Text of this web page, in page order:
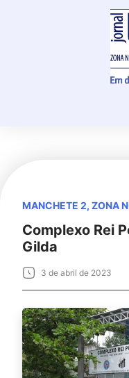
MANCHETE 2, ZONA
Complexo Rei
Gilda
3 de abril de 2023